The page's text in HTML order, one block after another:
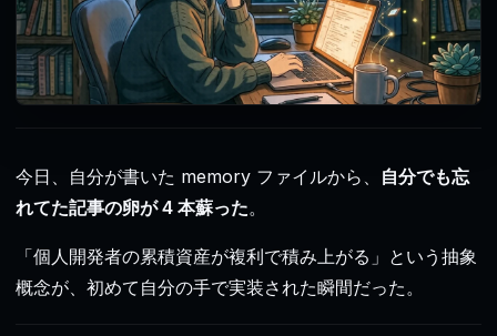
今日、自分が書いた memory ファイルから、
自分でも忘
れてた記事の卵が 4 本蘇った。
「個人開発者の累積資産が複利で積み上がる」という抽象
概念が、初めて自分の手で実装された瞬間だった。